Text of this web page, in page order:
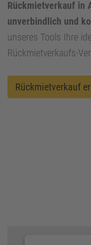
Rückmietverkauf in
unverbindlich und
unseres Tools Ihre
Rückmietverkaufs-
Rückmietverkauf